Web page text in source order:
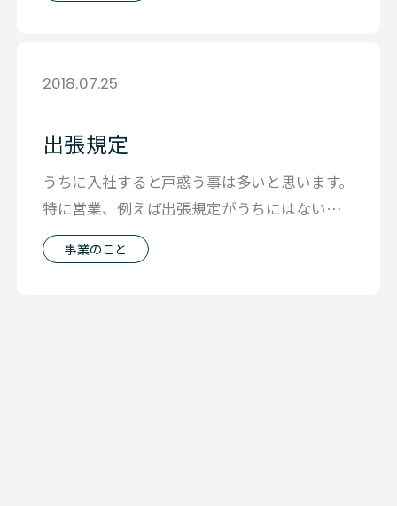
2018.07.25
出張規定
うちに入社すると戸惑う事は多いと思います。
特に営業、例えば出張規定がうちにはないで
す。 「お客様に会いに行ってきてもい
事業のこと